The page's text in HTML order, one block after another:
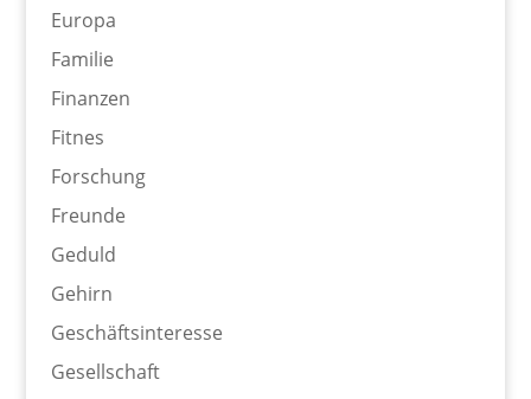
Europa
Familie
Finanzen
Fitnes
Forschung
Freunde
Geduld
Gehirn
Geschäftsinteresse
Gesellschaft